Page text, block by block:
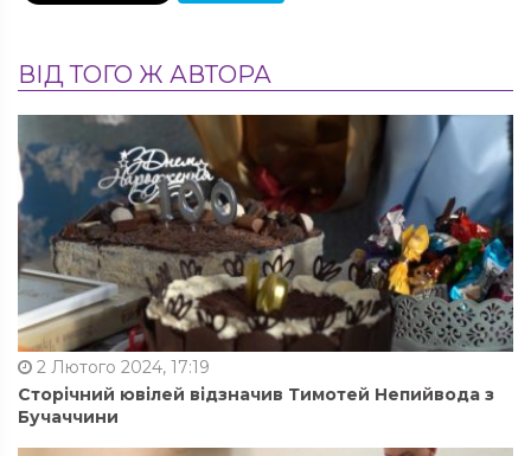
ВІД ТОГО Ж АВТОРА
2 Лютого 2024, 17:19
Сторічний ювілей відзначив Тимотей Непийвода з
Бучаччини